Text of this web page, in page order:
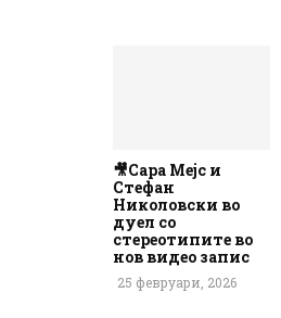
🎥Сара Мејс и
Стефан
Николовски во
дуел со
стереотипите во
нов видео запис
25 февруари, 2026